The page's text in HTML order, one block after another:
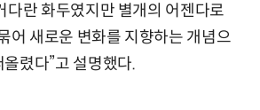
다란 화두였지만 별개의 어젠다로
어 새로운 변화를 지향하는 개념으
렸다”고 설명했다.